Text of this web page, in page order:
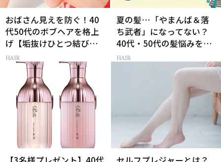
おばさん見えを防ぐ！40
代50代のボブヘアを格上
げ【垢抜けひとつ結び】
のルール
HAIR
夏の髪…「やまんば＆落
ち武者」になってない？
40代・50代の髪悩みをレ
スキューする裏ワザ
HAIR